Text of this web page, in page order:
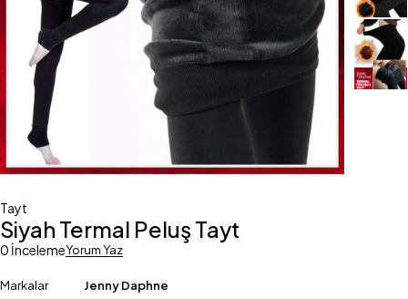
Tayt
Siyah Termal Peluş Tayt
0 İncelemeYorum Yaz
Markalar
Jenny Daphne